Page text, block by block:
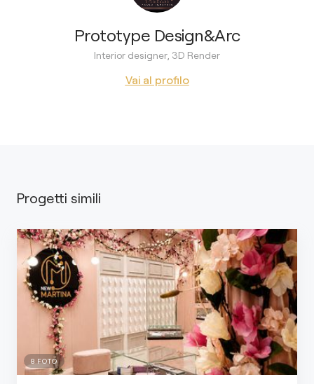
Prototype Design&Arc
Interior designer, 3D Render
Vai al profilo
Progetti simili
8 FOTO